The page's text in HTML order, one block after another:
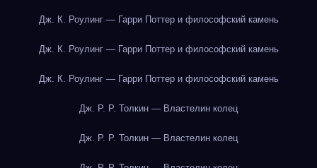
Дж. К. Роулинг — Гарри Поттер и философский камень
Дж. К. Роулинг — Гарри Поттер и философский камень
Дж. К. Роулинг — Гарри Поттер и философский камень
Дж. Р. Р. Толкин — Властелин колец
Дж. Р. Р. Толкин — Властелин колец